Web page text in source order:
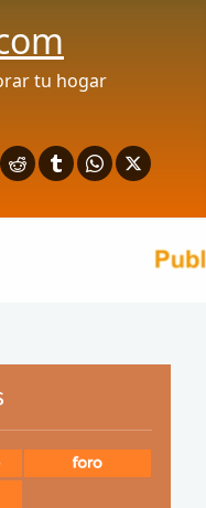
tu hogar